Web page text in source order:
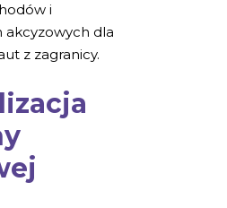
i
dla
z zagranicy.